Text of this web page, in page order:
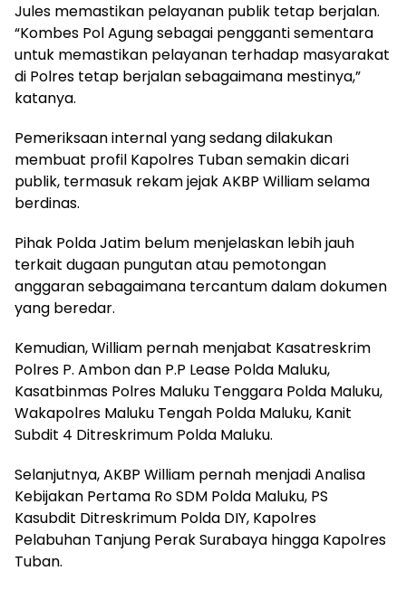
Jules memastikan pelayanan publik tetap berjalan.
“Kombes Pol Agung sebagai pengganti sementara
untuk memastikan pelayanan terhadap masyarakat
di Polres tetap berjalan sebagaimana mestinya,”
katanya.
Pemeriksaan internal yang sedang dilakukan
membuat profil Kapolres Tuban semakin dicari
publik, termasuk rekam jejak AKBP William selama
berdinas.
Pihak Polda Jatim belum menjelaskan lebih jauh
terkait dugaan pungutan atau pemotongan
anggaran sebagaimana tercantum dalam dokumen
yang beredar.
Kemudian, William pernah menjabat Kasatreskrim
Polres P. Ambon dan P.P Lease Polda Maluku,
Kasatbinmas Polres Maluku Tenggara Polda Maluku,
Wakapolres Maluku Tengah Polda Maluku, Kanit
Subdit 4 Ditreskrimum Polda Maluku.
Selanjutnya, AKBP William pernah menjadi Analisa
Kebijakan Pertama Ro SDM Polda Maluku, PS
Kasubdit Ditreskrimum Polda DIY, Kapolres
Pelabuhan Tanjung Perak Surabaya hingga Kapolres
Tuban.